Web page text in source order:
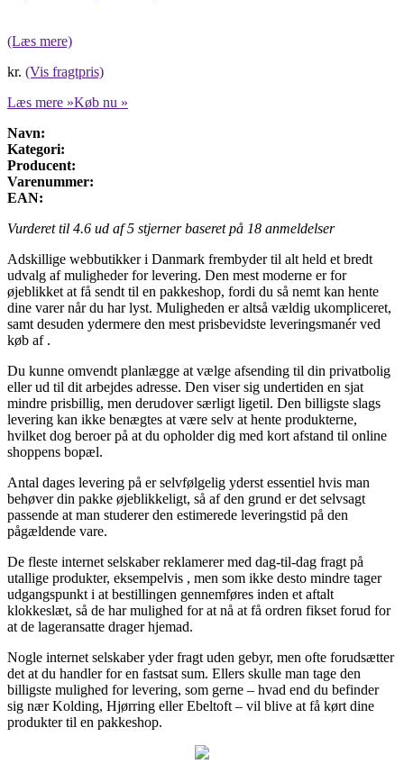
(Læs mere)
kr. (Vis fragtpris)
Læs mere »Køb nu »
Navn:
Kategori:
Producent:
Varenummer:
EAN:
Vurderet til 4.6 ud af 5 stjerner baseret på 18 anmeldelser
Adskillige webbutikker i Danmark frembyder til alt held et bredt
udvalg af muligheder for levering. Den mest moderne er for
øjeblikket at få sendt til en pakkeshop, fordi du så nemt kan hente
dine varer når du har lyst. Muligheden er altså vældig ukompliceret,
samt desuden ydermere den mest prisbevidste leveringsmanér ved
køb af .
Du kunne omvendt planlægge at vælge afsending til din privatbolig
eller ud til dit arbejdes adresse. Den viser sig undertiden en sjat
mindre prisbillig, men derudover særligt ligetil. Den billigste slags
levering kan ikke benægtes at være selv at hente produkterne,
hvilket dog beroer på at du opholder dig med kort afstand til online
shoppens bopæl.
Antal dages levering på er selvfølgelig yderst essentiel hvis man
behøver din pakke øjeblikkeligt, så af den grund er det selvsagt
passende at man studerer den estimerede leveringstid på den
pågældende vare.
De fleste internet selskaber reklamerer med dag-til-dag fragt på
utallige produkter, eksempelvis , men som ikke desto mindre tager
udgangspunkt i at bestillingen gennemføres inden et aftalt
klokkeslæt, så de har mulighed for at nå at få ordren fikset forud for
at de lageransatte drager hjemad.
Nogle internet selskaber yder fragt uden gebyr, men ofte forudsætter
det at du handler for en fastsat sum. Ellers skulle man tage den
billigste mulighed for levering, som gerne – hvad end du befinder
sig nær Kolding, Hjørring eller Ebeltoft – vil blive at få kørt dine
produkter til en pakkeshop.